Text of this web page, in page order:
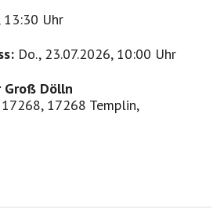
13:30 Uhr
Do., 23.07.2026, 10:00 Uhr
Groß Dölln
17268 Templin,